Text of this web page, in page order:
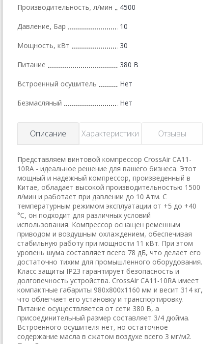
Производительность, л/мин 4500
Давление, Бар 10
Мощность, кВт 30
Питание 380 В
Встроенный осушитель Нет
Безмасляный Нет
Описание Характеристики Отзывы
Представляем винтовой компрессор CrossAir CA11-
10RA - идеальное решение для вашего бизнеса. Этот
мощный и надежный компрессор, произведенный в
Китае, обладает высокой производительностью 1500
л/мин и работает при давлении до 10 Атм. С
температурным режимом эксплуатации от +5 до +40
°C, он подходит для различных условий
использования. Компрессор оснащен ременным
приводом и воздушным охлаждением, обеспечивая
стабильную работу при мощности 11 кВт. При этом
уровень шума составляет всего 78 дБ, что делает его
достаточно тихим для промышленного оборудования.
Класс защиты IP23 гарантирует безопасность и
долговечность устройства. CrossAir CA11-10RA имеет
компактные габариты 980х800х1160 мм и весит 314 кг,
что облегчает его установку и транспортировку.
Питание осуществляется от сети 380 В, а
присоединительный размер составляет 3/4 дюйма.
Встроенного осушителя нет, но остаточное
содержание масла в сжатом воздухе всего 3 мг/м2.